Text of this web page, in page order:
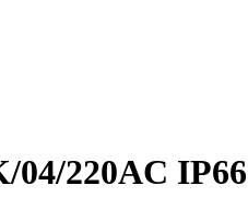
04/220AC IP66